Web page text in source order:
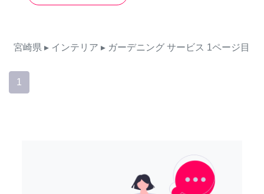
宮崎県 ▸ インテリア ▸ ガーデニング サービス 1ページ目
1